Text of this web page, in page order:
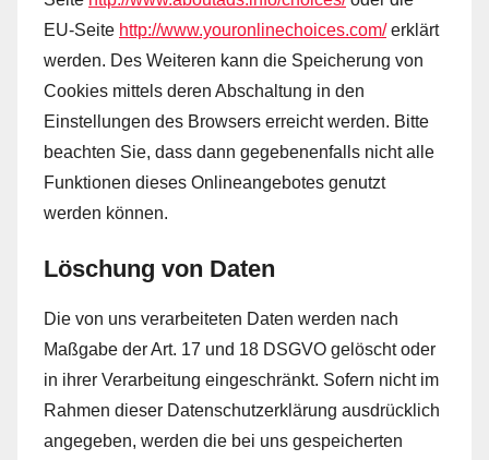
EU-Seite http://www.youronlinechoices.com/erklärt
werden. Des Weiteren kann die Speicherung von
Cookies mittels deren Abschaltung in den
Einstellungen des Browsers erreicht werden. Bitte
beachten Sie, dass dann gegebenenfalls nicht alle
Funktionen dieses Onlineangebotes genutzt
werden können.
Löschung von Daten
Die von uns verarbeiteten Daten werden nach
Maßgabe der Art. 17 und 18 DSGVO gelöscht oder
in ihrer Verarbeitung eingeschränkt. Sofern nicht im
Rahmen dieser Datenschutzerklärung ausdrücklich
angegeben, werden die bei uns gespeicherten